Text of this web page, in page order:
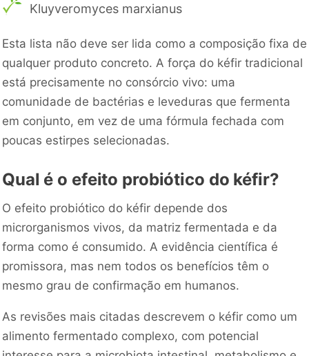
Kluyveromyces marxianus
Esta lista não deve ser lida como a composição fixa de
qualquer produto concreto. A força do kéfir tradicional
está precisamente no consórcio vivo: uma
comunidade de bactérias e leveduras que fermenta
em conjunto, em vez de uma fórmula fechada com
poucas estirpes selecionadas.
Qual é o efeito probiótico do kéfir?
O efeito probiótico do kéfir depende dos
microrganismos vivos, da matriz fermentada e da
forma como é consumido. A evidência científica é
promissora, mas nem todos os benefícios têm o
mesmo grau de confirmação em humanos.
As revisões mais citadas descrevem o kéfir como um
alimento fermentado complexo, com potencial